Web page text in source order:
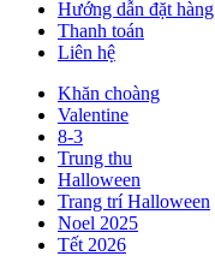
Hướng dẫn đặt hàng
Thanh toán
Liên hệ
Khăn choàng
Valentine
8-3
Trung thu
Halloween
Trang trí Halloween
Noel 2025
Tết 2026